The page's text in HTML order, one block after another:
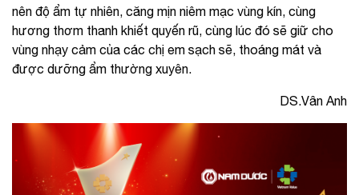
nên độ ẩm tự nhiên, căng mịn niêm mạc vùng kín, cùng
hương thơm thanh khiết quyến rũ, cùng lúc đó sẽ giữ cho
vùng nhạy cảm của các chị em sạch sẽ, thoáng mát và
được dưỡng ẩm thường xuyên.
DS.Vân Anh